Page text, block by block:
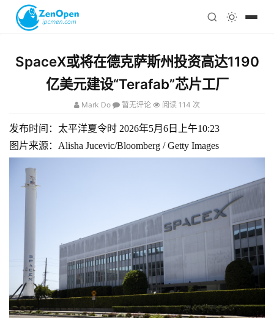
科技
心理
注册
SpaceX或将在德克萨斯州投资高达1190
亿美元建设“Terafab”芯片工厂
Mark Do 暂无评论 阅读 114 次
发布时间：太平洋夏令时 2026年5月6日上午10:23
图片来源：Alisha Jucevic/Bloomberg / Getty Images